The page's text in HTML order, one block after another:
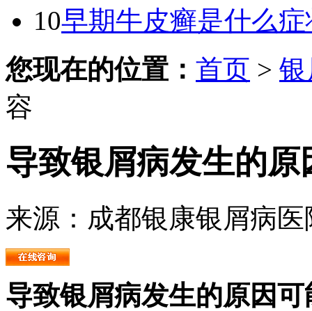
10早期牛皮癣是什么症
您现在的位置： 首页 >
容
导致银屑病发生的
来源：成都银康银屑病医
导致银屑病发生的原因